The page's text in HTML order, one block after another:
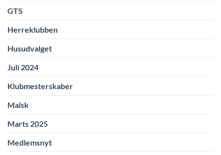
GTS
Herreklubben
Husudvalget
Juli 2024
Klubmesterskaber
Malsk
Marts 2025
Medlemsnyt